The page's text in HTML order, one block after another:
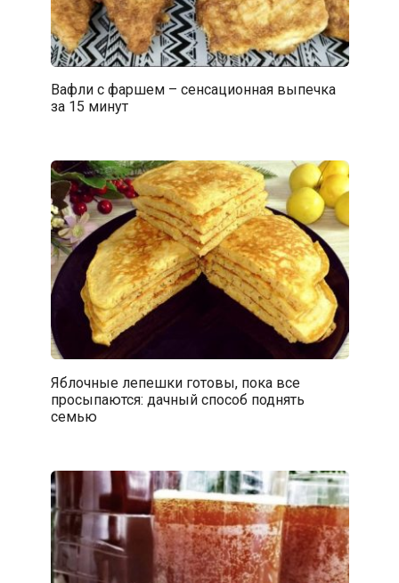
Вафли с фаршем – сенсационная выпечка
за 15 минут
Яблочные лепешки готовы, пока все
просыпаются: дачный способ поднять
семью